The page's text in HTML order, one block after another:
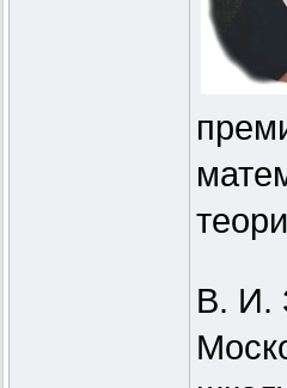
В. И.